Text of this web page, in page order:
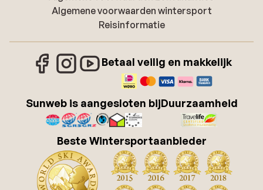
Algemene voorwaarden wintersport
Reisinformatie
Betaal veilig en makkelijk
Sunweb is aangesloten bijDuurzaamheid
Beste Wintersportaanbieder